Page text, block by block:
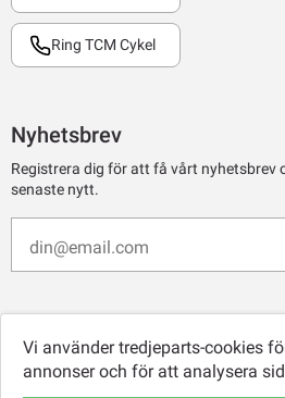
Ring TCM Cykel
Nyhetsbrev
Registrera dig för att få vårt nyhetsbrev
senaste nytt.
Vi använder tredjeparts-cookies
annonser och för att analysera